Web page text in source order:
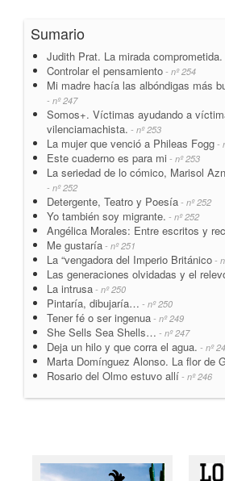
Sumario
Judith Prat. La mirada comprometida.
Controlar el pensamiento - nº 254
Mi madre hacía las albóndigas más
- nº 247
Somos+. Víctimas ayudando a
vilenciamachista. - nº 253
La mujer que venció a Phileas Fogg -
Este cuaderno es para mi - nº 253
La seriedad de lo cómico, Marisol
- nº 252
Detergente, Teatro y Poesía - nº 252
Yo también soy migrante. - nº 252
Angélica Morales: Entre escritos y
Me gustaría - nº 251
La “vengadora del Imperio Británico -
Las generaciones olvidadas y el
La intrusa - nº 250
Pintaría, dibujaría… - nº 250
Tener fé o ser ingenua - nº 249
She Sells Sea Shells… - nº 247
Deja un hilo y que corra el agua. - nº
Marta Domínguez Alonso. La flor de
Rosario del Olmo estuvo allí - nº 246